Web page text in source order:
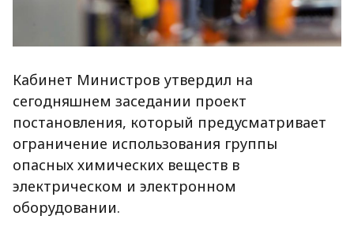
Кабинет Министров утвердил на
сегодняшнем заседании проект
постановления, который предусматривает
ограничение использования группы
опасных химических веществ в
электрическом и электронном
оборудовании.